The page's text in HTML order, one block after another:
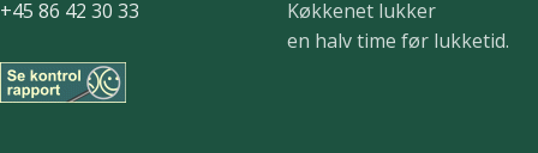
+45 86 42 30 33
Køkkenet lukker
en halv time før lukketid.